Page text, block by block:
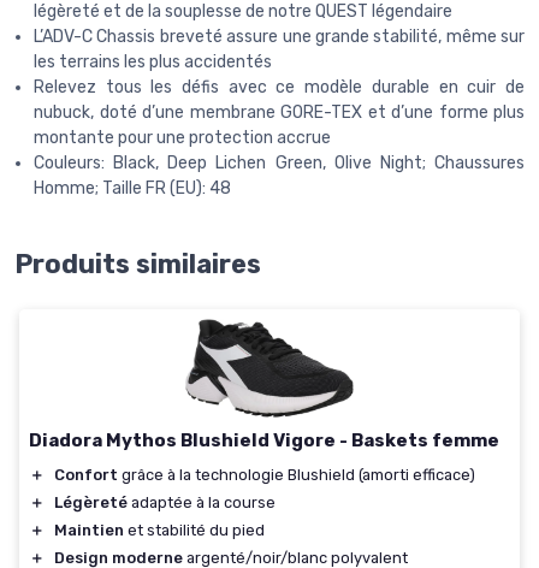
légèreté et de la souplesse de notre QUEST légendaire
L’ADV-C Chassis breveté assure une grande stabilité, même sur
les terrains les plus accidentés
Relevez tous les défis avec ce modèle durable en cuir de
nubuck, doté d’une membrane GORE-TEX et d’une forme plus
montante pour une protection accrue
Couleurs: Black, Deep Lichen Green, Olive Night; Chaussures
Homme; Taille FR (EU): 48
Produits similaires
Diadora Mythos Blushield Vigore - Baskets femme
＋ Confort grâce à la technologie Blushield (amorti efficace)
＋
Légèreté adaptée à la course
＋
Maintien et stabilité du pied
＋
Design moderne argenté/noir/blanc polyvalent